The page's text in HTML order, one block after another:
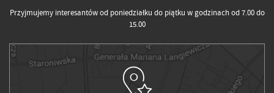
Przyjmujemy interesantów od poniedziałku do piątku w godzinach od 7.00 do
15.00